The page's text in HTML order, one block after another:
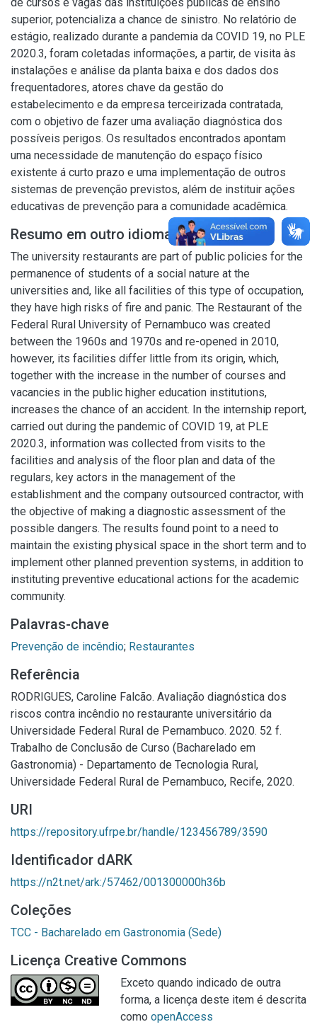
superior, potencializa a chance de sinistro. No relatório de
estágio, realizado durante a pandemia da COVID 19, no PLE
2020.3, foram coletadas informações, a partir, de visita às
instalações e análise da planta baixa e dos dados dos
frequentadores, atores chave da gestão do
estabelecimento e da empresa terceirizada contratada,
com o objetivo de fazer uma avaliação diagnóstica dos
possíveis perigos. Os resultados encontrados apontam
uma necessidade de manutenção do espaço físico
existente á curto prazo e uma implementação de outros
sistemas de prevenção previstos, além de instituir ações
educativas de prevenção para a comunidade acadêmica.
Resumo em outro idioma
The university restaurants are part of public policies for the
permanence of students of a social nature at the
universities and, like all facilities of this type of occupation,
they have high risks of fire and panic. The Restaurant of the
Federal Rural University of Pernambuco was created
between the 1960s and 1970s and re-opened in 2010,
however, its facilities differ little from its origin, which,
together with the increase in the number of courses and
vacancies in the public higher education institutions,
increases the chance of an accident. In the internship report,
carried out during the pandemic of COVID 19, at PLE
2020.3, information was collected from visits to the
facilities and analysis of the floor plan and data of the
regulars, key actors in the management of the
establishment and the company outsourced contractor, with
the objective of making a diagnostic assessment of the
possible dangers. The results found point to a need to
maintain the existing physical space in the short term and to
implement other planned prevention systems, in addition to
instituting preventive educational actions for the academic
community.
Palavras-chave
Prevenção de incêndio; Restaurantes
Referência
RODRIGUES, Caroline Falcão. Avaliação diagnóstica dos
riscos contra incêndio no restaurante universitário da
Universidade Federal Rural de Pernambuco. 2020. 52 f.
Trabalho de Conclusão de Curso (Bacharelado em
Gastronomia) - Departamento de Tecnologia Rural,
Universidade Federal Rural de Pernambuco, Recife, 2020.
URI
https://repository.ufrpe.br/handle/123456789/3590
Identificador dARK
https://n2t.net/ark:/57462/001300000h36b
Coleções
TCC - Bacharelado em Gastronomia (Sede)
Licença Creative Commons
Exceto quando indicado de outra
forma, a licença deste item é descrita
como openAccess